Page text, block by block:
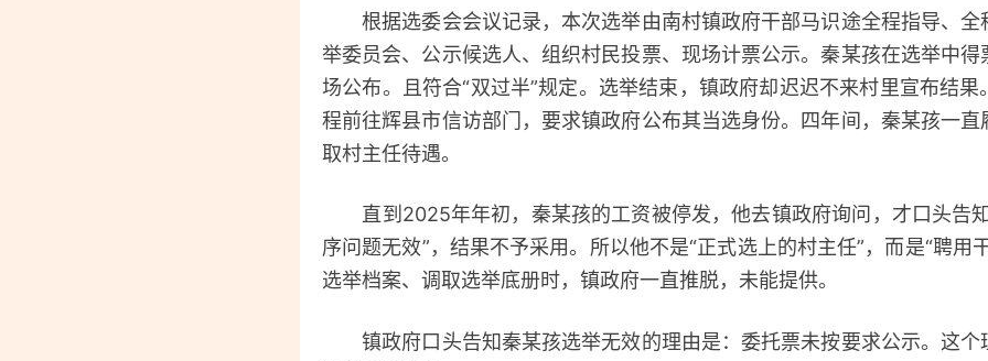
根据选委会会议记录，本次选举由南村镇政府干部马识途全程指导、全
举委员会、公示候选人、组织村民投票、现场计票公示。秦某孩在选举中
场公布。且符合“双过半”规定。选举结束，镇政府却迟迟不来村里宣布结
程前往辉县市信访部门，要求镇政府公布其当选身份。四年间，秦某孩一
取村主任待遇。
直到2025年年初，秦某孩的工资被停发，他去镇政府询问，才口头告
序问题无效”，结果不予采用。所以他不是“正式选上的村主任”，而是“聘用
选举档案、调取选举底册时，镇政府一直推脱，未能提供。
镇政府口头告知秦某孩选举无效的理由是：委托票未按要求公示。这个